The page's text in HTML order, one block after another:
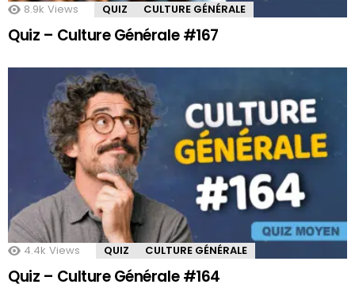
8.9k Views QUIZ CULTURE GÉNÉRALE
Quiz – Culture Générale #167
4.4k Views QUIZ CULTURE GÉNÉRALE
Quiz – Culture Générale #164